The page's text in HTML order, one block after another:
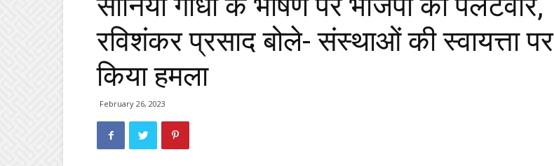
रविशंकर प्रसाद बोले- संस्थाओं की स्वायत्ता पर
किया हमला
February 26, 2023